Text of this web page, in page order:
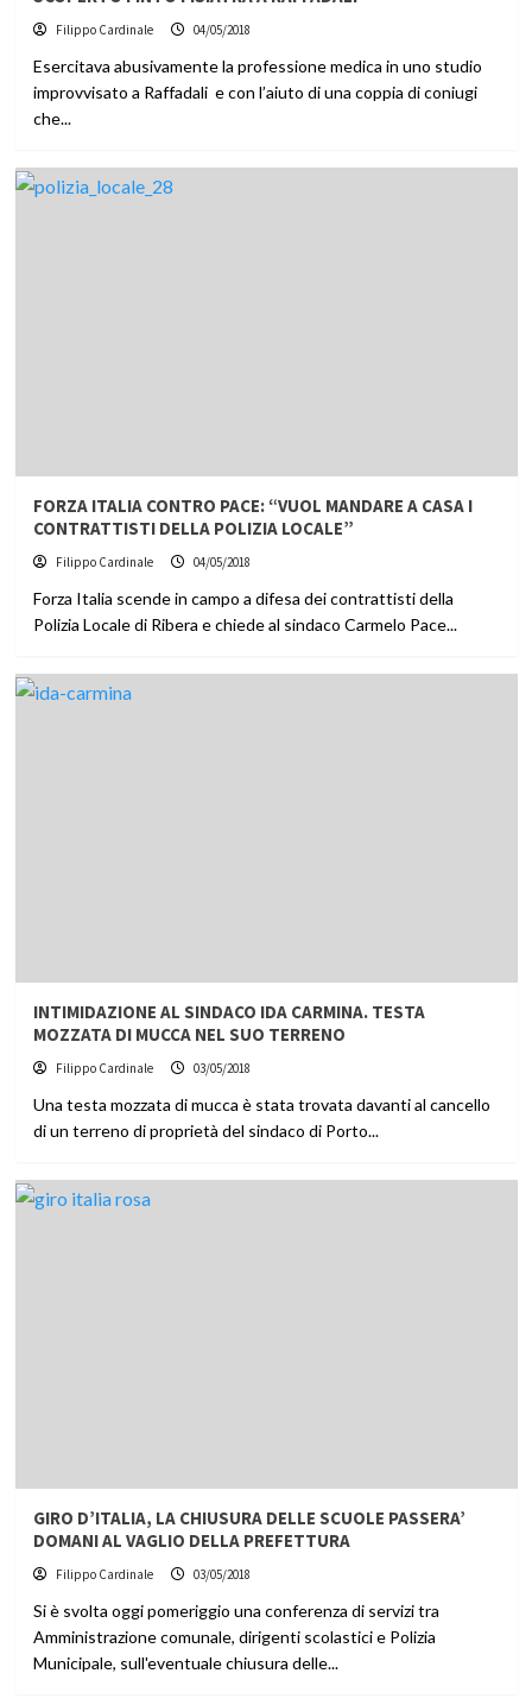
Filippo Cardinale 04/05/2018
Esercitava abusivamente la professione medica in uno studio
improvvisato a Raffadali e con l’aiuto di una coppia di coniugi
che...
FORZA ITALIA CONTRO PACE: “VUOL MANDARE A CASA I
CONTRATTISTI DELLA POLIZIA LOCALE”
Filippo Cardinale 04/05/2018
Forza Italia scende in campo a difesa dei contrattisti della
Polizia Locale di Ribera e chiede al sindaco Carmelo Pace...
INTIMIDAZIONE AL SINDACO IDA CARMINA. TESTA
MOZZATA DI MUCCA NEL SUO TERRENO
Filippo Cardinale 03/05/2018
Una testa mozzata di mucca è stata trovata davanti al cancello
di un terreno di proprietà del sindaco di Porto...
GIRO D’ITALIA, LA CHIUSURA DELLE SCUOLE PASSERA’
DOMANI AL VAGLIO DELLA PREFETTURA
Filippo Cardinale 03/05/2018
Si è svolta oggi pomeriggio una conferenza di servizi tra
Amministrazione comunale, dirigenti scolastici e Polizia
Municipale, sull'eventuale chiusura delle...